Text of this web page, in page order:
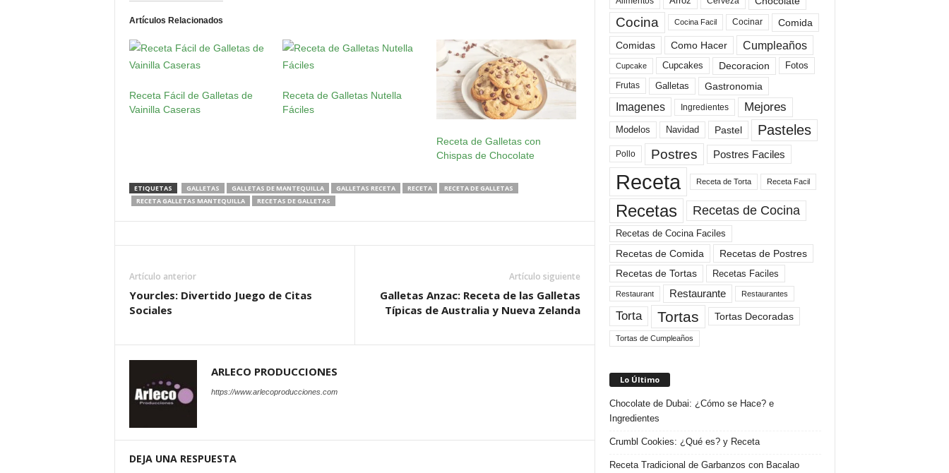
Artículos Relacionados
Receta Fácil de Galletas de
Vainilla Caseras
Receta de Galletas Nutella
Fáciles
Receta de Galletas con
Chispas de Chocolate
ETIQUETAS GALLETAS GALLETAS DE MANTEQUILLA GALLETAS RECETA RECETA
RECETA DE GALLETAS
RECETA GALLETAS MANTEQUILLA
RECETAS DE GALLETAS
Artículo anterior
Yourcles: Divertido Juego de Citas
Sociales
Artículo siguiente
Galletas Anzac: Receta de las Galletas
Típicas de Australia y Nueva Zelanda
ARLECO PRODUCCIONES
https://www.arlecoproducciones.com
DEJA UNA RESPUESTA
Cocina Cocina Facil Cocinar
Comida
Comidas
Como Hacer Cumpleaños
Cupcake Cupcakes Decoracion Fotos
Frutas Galletas Gastronomia
Imagenes Ingredientes Mejores
Modelos Navidad Pastel Pasteles
Pollo Postres Postres Faciles
Receta Receta de Torta Receta Facil
Recetas Recetas de Cocina
Recetas de Cocina Faciles
Recetas de Comida
Recetas de Postres
Recetas de Tortas
Recetas Faciles
Restaurant Restaurante Restaurantes
Torta Tortas Tortas Decoradas
Tortas de Cumpleaños
Lo Último
Chocolate de Dubai: ¿Cómo se Hace? e
Ingredientes
Crumbl Cookies: ¿Qué es? y Receta
Receta Tradicional de Garbanzos con Bacalao